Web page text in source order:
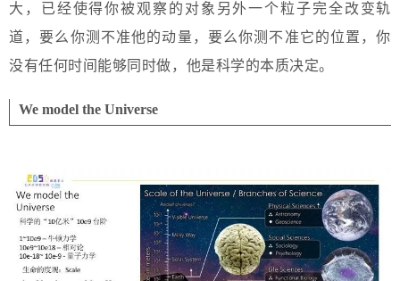
大，已经使得你被观察的对象另外一个粒子完全改变轨
道，要么你测不准他的动量，要么你测不准它的位置，你
没有任何时间能够同时做，他是科学的本质决定。
We model the Universe